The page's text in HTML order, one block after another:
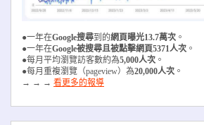
●一年在Google搜尋到的網頁曝光13.7萬次 。
●一年在Google被搜尋且被點擊網頁5371人次 。
●每月平均瀏覽訪客數約為5,000人次 。
●每月重複瀏覽（pageview）為20,000人次 。
→ → → 看更多的報導